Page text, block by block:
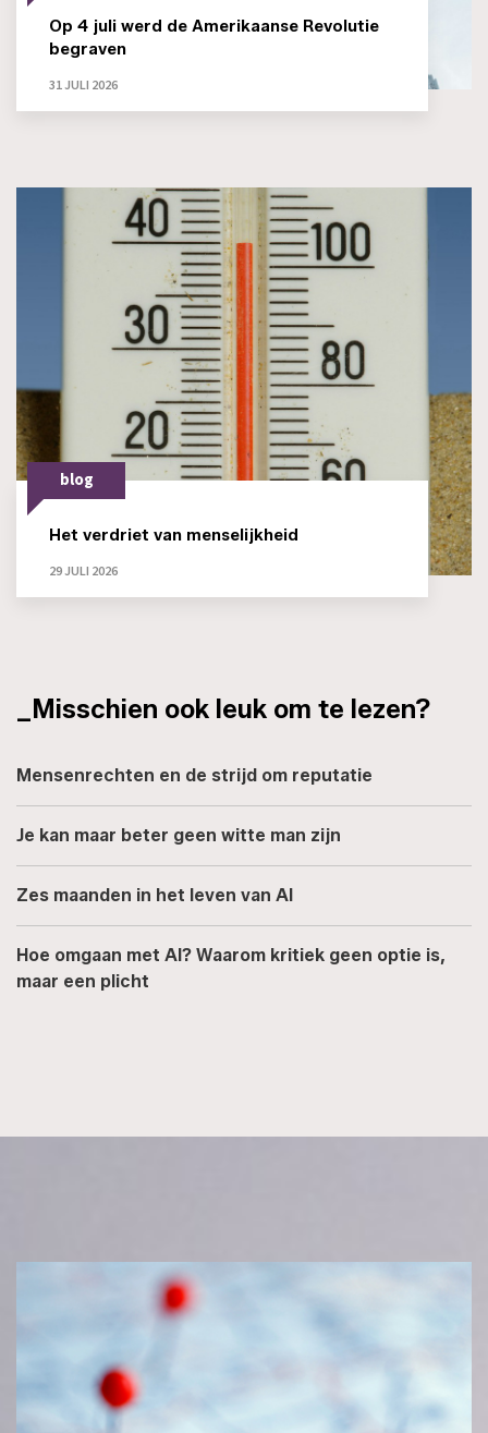
Op 4 juli werd de Amerikaanse Revolutie
begraven
31 JULI 2026
blog
Het verdriet van menselijkheid
29 JULI 2026
_Misschien ook leuk om te lezen?
Mensenrechten en de strijd om reputatie
Je kan maar beter geen witte man zijn
Zes maanden in het leven van AI
Hoe omgaan met AI? Waarom kritiek geen optie is,
maar een plicht